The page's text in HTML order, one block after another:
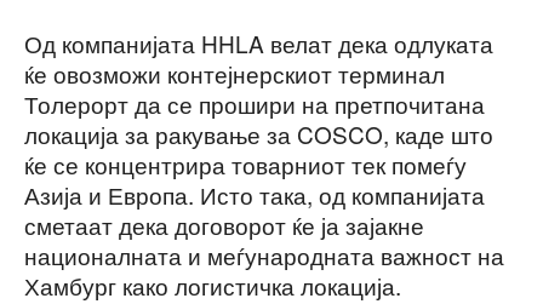
Од компанијата HHLA велат дека одлуката
ќе овозможи контејнерскиот терминал
Толерорт да се прошири на претпочитана
локација за ракување за COSCO, каде што
ќе се концентрира товарниот тек помеѓу
Азија и Европа. Исто така, од компанијата
сметаат дека договорот ќе ја зајакне
националната и меѓународната важност на
Хамбург како логистичка локација.